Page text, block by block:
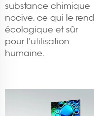
substance chimique
nocive, ce qui le rend
écologique et sûr
pour l'utilisation
humaine.